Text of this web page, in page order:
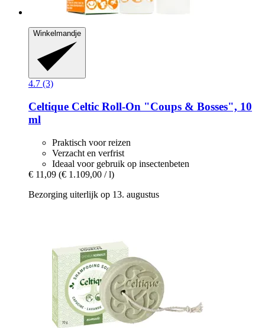
Winkelmandje
4.7 (3)
Celtique Celtic Roll-​On "Coups & Bosses", 10
ml
Praktisch voor reizen
Verzacht en verfrist
Ideaal voor gebruik op insectenbeten
€ 11,09 (€ 1.109,00 / l)
Bezorging uiterlijk op 13. augustus